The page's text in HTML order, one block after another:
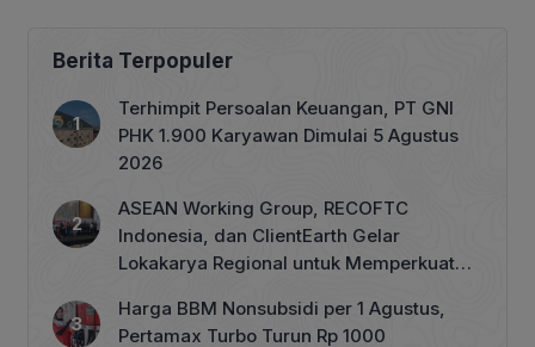
Berita Terpopuler
Terhimpit Persoalan Keuangan, PT GNI
PHK 1.900 Karyawan Dimulai 5 Agustus
2026
ASEAN Working Group, RECOFTC
Indonesia, dan ClientEarth Gelar
Lokakarya Regional untuk Memperkuat
Harga BBM Nonsubsidi per 1 Agustus,
Pertamax Turbo Turun Rp 1000